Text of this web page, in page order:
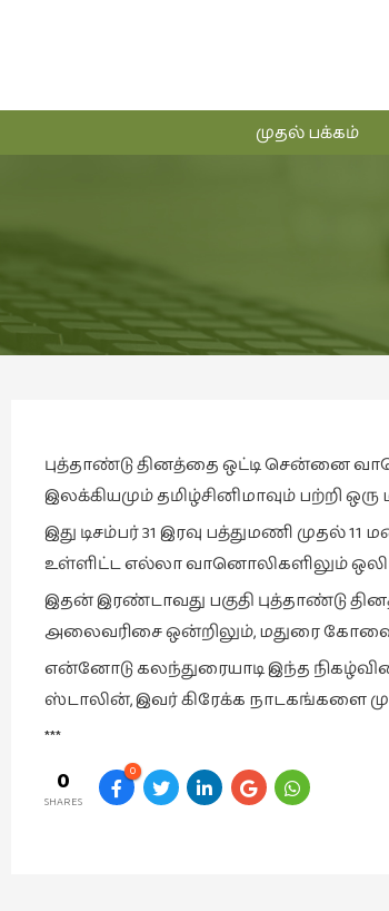
முதல் பக்கம்
புத்தாண்டு தினத்தை ஒட்டி சென்னை
இலக்கியமும் தமிழ்சினிமாவும் பற்றி
இது டிசம்பர் 31 இரவு பத்துமணி முதல்
உள்ளிட்ட எல்லா வானொலிகளிலும்
இதன் இரண்டாவது பகுதி புத்தாண்டு
அலைவரிசை ஒன்றிலும், மதுரை கோவை
என்னோடு கலந்துரையாடி இந்த
ஸ்டாலின், இவர் கிரேக்க நாடகங்களை
***
0
SHARES
0